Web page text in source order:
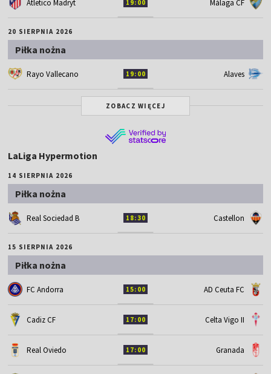
Atletico Madryt 19:00 Málaga CF
20 SIERPNIA 2026
Piłka nożna
Rayo Vallecano 19:00 Alaves
ZOBACZ WIĘCEJ
LaLiga Hypermotion
14 SIERPNIA 2026
Piłka nożna
Real Sociedad B 18:30 Castellon
15 SIERPNIA 2026
Piłka nożna
FC Andorra 15:00 AD Ceuta FC
Cadiz CF 17:00 Celta Vigo II
Real Oviedo 17:00 Granada